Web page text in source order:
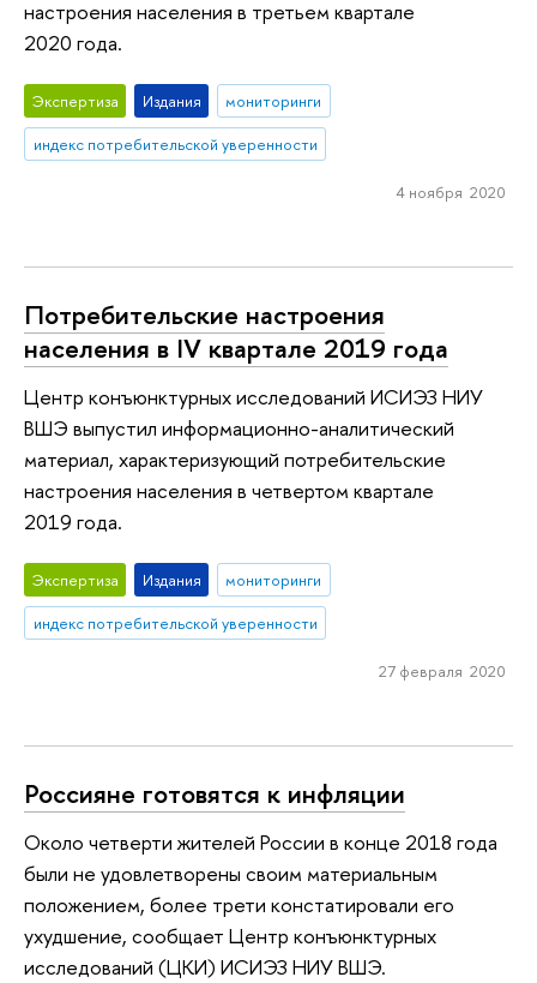
настроения населения в третьем квартале
2020 года.
Экспертиза Издания
мониторинги
индекс потребительской уверенности
4 ноября 2020
Потребительские настроения
населения в IV квартале 2019 года
Центр конъюнктурных исследований ИСИЭЗ НИУ
ВШЭ выпустил информационно-аналитический
материал, характеризующий потребительские
настроения населения в четвертом квартале
2019 года.
Экспертиза Издания
мониторинги
индекс потребительской уверенности
27 февраля 2020
Россияне готовятся к инфляции
Около четверти жителей России в конце 2018 года
были не удовлетворены своим материальным
положением, более трети констатировали его
ухудшение, сообщает Центр конъюнктурных
исследований (ЦКИ) ИСИЭЗ НИУ ВШЭ.